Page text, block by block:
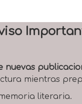
nuevas
mientras
literaria.